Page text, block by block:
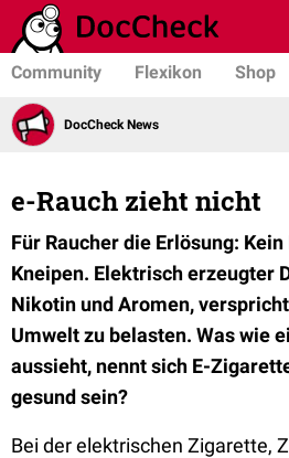
Community Flexikon Shop
DocCheck News
e-Rauch zieht nicht
Für Raucher die Erlösung:
Kneipen. Elektrisch erzeugter
Nikotin und Aromen,
Umwelt zu belasten. Was wie
aussieht, nennt sich E-
gesund sein?
Bei der elektrischen Zigarette,